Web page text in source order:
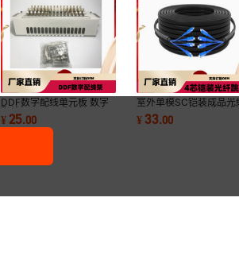
DDF数字配线单元板 数字
配线架75-L9系统单元体
2M头电力配线
¥ 25.00
室外单模SC铠装成品光
2/4/6/8/12芯光纤跳线
耗低LC/FC/ST批发
¥ 33.00